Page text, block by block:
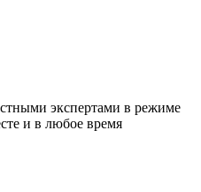
экспертами в режиме
и в любое время